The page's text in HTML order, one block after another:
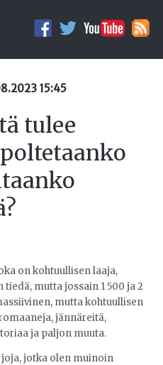
15:45
tulee
on kohtuullisen laaja,
mutta jossain 1 500 ja 2
mutta kohtuullisen
jännäreitä,
ja paljon muuta.
jotka olen muinoin